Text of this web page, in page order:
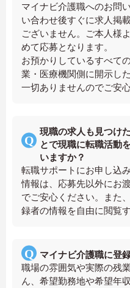
マイナビ介護職へのお問
い合わせ後すぐに求人掲
ございません。ご本人様
めて応募となります。
お預かりしているすべて
業・医療機関側に開示し
一切ありませんのでご安
現職の求人も見つけ
とで現職に転職活動
いますか？
転職サポートにお申し込
情報は、応募先以外にお
でご安心ください。また
録者の情報を自由に閲覧
マイナビ介護職に登
職場の雰囲気や実際の残
ん、希望勤務地や希望年